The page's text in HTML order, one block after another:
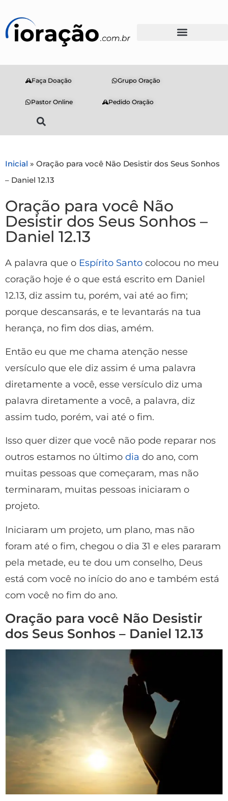
Faça Doação Grupo Oração
Pastor Online Pedido Oração
Inicial » Oração para você Não Desistir dos Seus Sonhos
– Daniel 12.13
Oração para você Não
Desistir dos Seus Sonhos –
Daniel 12.13
A palavra que o Espírito Santo colocou no meu
coração hoje é o que está escrito em Daniel
12.13, diz assim tu, porém, vai até ao fim;
porque descansarás, e te levantarás na tua
herança, no fim dos dias, amém.
Então eu que me chama atenção nesse
versículo que ele diz assim é uma palavra
diretamente a você, esse versículo diz uma
palavra diretamente a você, a palavra, diz
assim tudo, porém, vai até o fim.
Isso quer dizer que você não pode reparar nos
outros estamos no último dia do ano, com
muitas pessoas que começaram, mas não
terminaram, muitas pessoas iniciaram o
projeto.
Iniciaram um projeto, um plano, mas não
foram até o fim, chegou o dia 31 e eles pararam
pela metade, eu te dou um conselho, Deus
está com você no início do ano e também está
com você no fim do ano.
Oração para você Não Desistir
dos Seus Sonhos – Daniel 12.13